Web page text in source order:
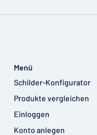
Menü
Schilder-Konfigurator
Produkte vergleichen
Einloggen
Konto anlegen